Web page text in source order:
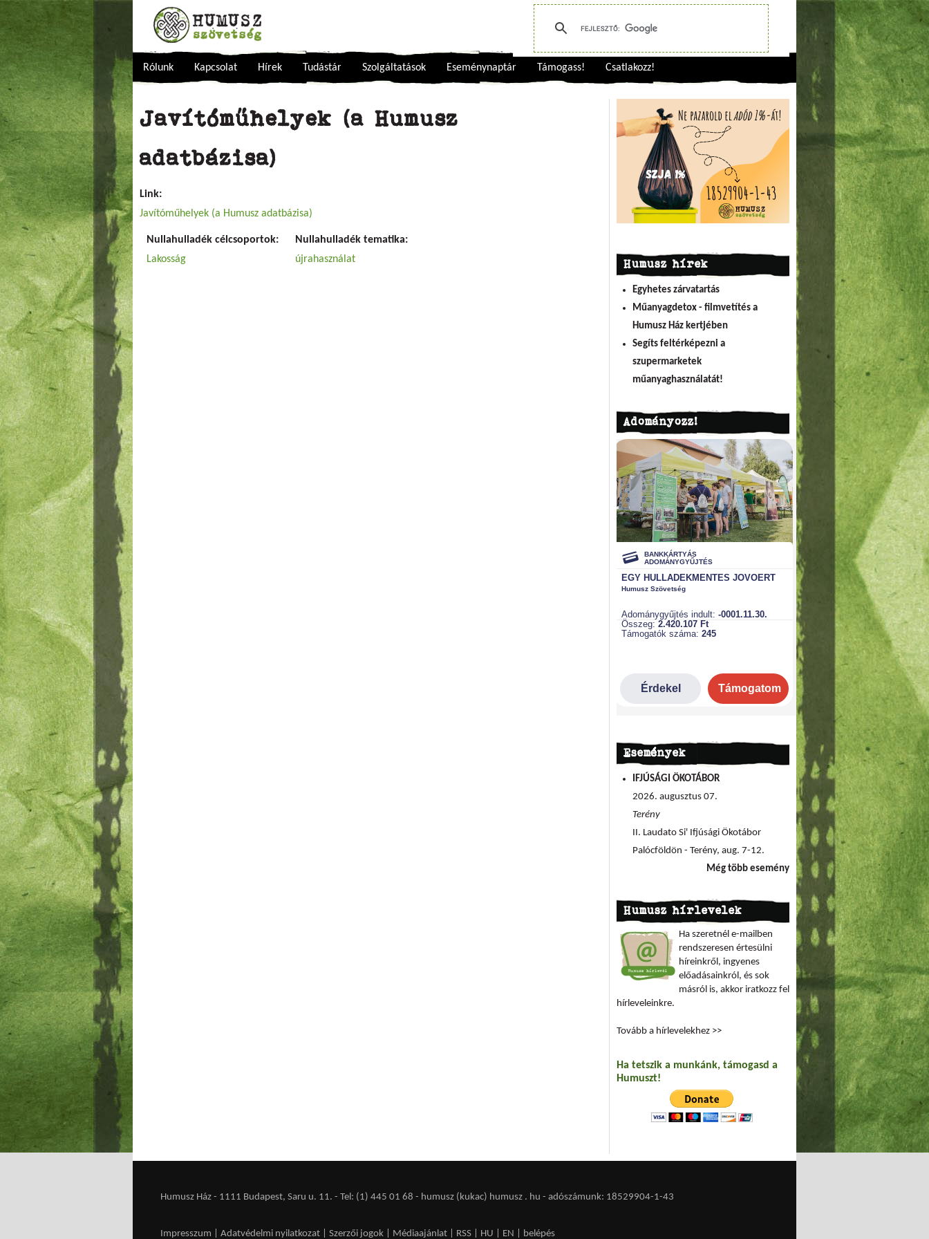
Rólunk Kapcsolat Hírek Tudástár Szolgáltatások Eseménynaptár Támogass! Csatlakozz!
Javítóműhelyek (a Humusz
adatbázisa)
Link:
Javítóműhelyek (a Humusz adatbázisa)
Nullahulladék célcsoportok:
Lakosság
Nullahulladék tematika:
újrahasználat
Humusz hírek
Egyhetes zárvatartás
Műanyagdetox - filmvetítés a
Humusz Ház kertjében
Segíts feltérképezni a
szupermarketek
műanyaghasználatát!
Adományozz!
Események
IFJÚSÁGI ÖKOTÁBOR
2026. augusztus 07.
Terény
II. Laudato Si' Ifjúsági Ökotábor
Palócföldön - Terény, aug. 7-12.
Még több esemény
Humusz hírlevelek
Ha szeretnél e-mailben
rendszeresen értesülni
híreinkről, ingyenes
előadásainkról, és sok
másról is, akkor iratkozz fel
hírleveleinkre.
Tovább a hírlevelekhez >>
Ha tetszik a munkánk, támogasd a
Humuszt!
Humusz Ház - 1111 Budapest, Saru u. 11. - Tel: (1) 445 01 68 - humusz (kukac) humusz . hu - adószámunk: 18529904-1-43
Impresszum Adatvédelmi nyilatkozat Szerzői jogok Médiaajánlat RSS HU EN belépés